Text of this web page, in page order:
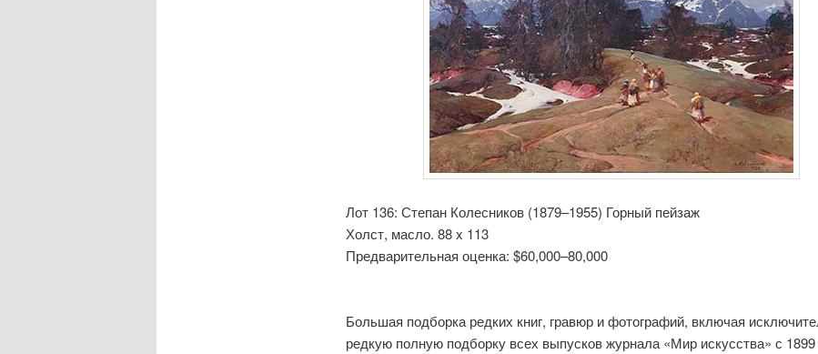
Лот 136: Степан Колесников (1879–1955) Горный пейзаж
Холст, масло. 88 x 113
Предварительная оценка: $60,000–80,000
Большая подборка редких книг, гравюр и фотографий, включая
редкую полную подборку всех выпусков журнала «Мир искусства» с